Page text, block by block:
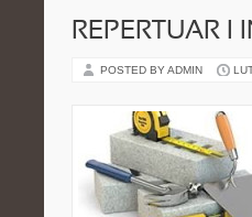
REPERTUAR I
POSTED BY ADMIN